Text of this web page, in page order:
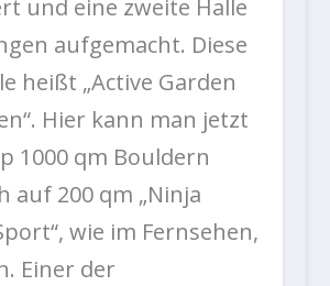
und eine zweite Halle
aufgemacht. Diese
heißt „Active Garden
Hier kann man jetzt
1000 qm Bouldern
auf 200 qm „Ninja
wie im Fernsehen,
Einer der